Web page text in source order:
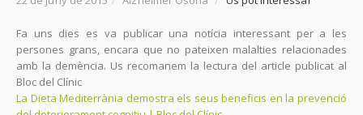
Fa uns dies es va publicar una notícia interessant per a les
persones grans, encara que no pateixen malalties relacionades
amb la demència. Us recomanem la lectura del article publicat al
Bloc del Clínic
La Dieta Mediterrània demostra els seus beneficis en la prevenció